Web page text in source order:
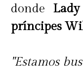
donde
príncipes
"Estamos